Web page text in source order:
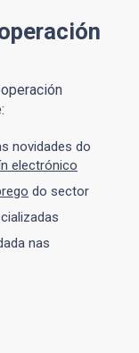
novidades do
electrónico
do sector
nas